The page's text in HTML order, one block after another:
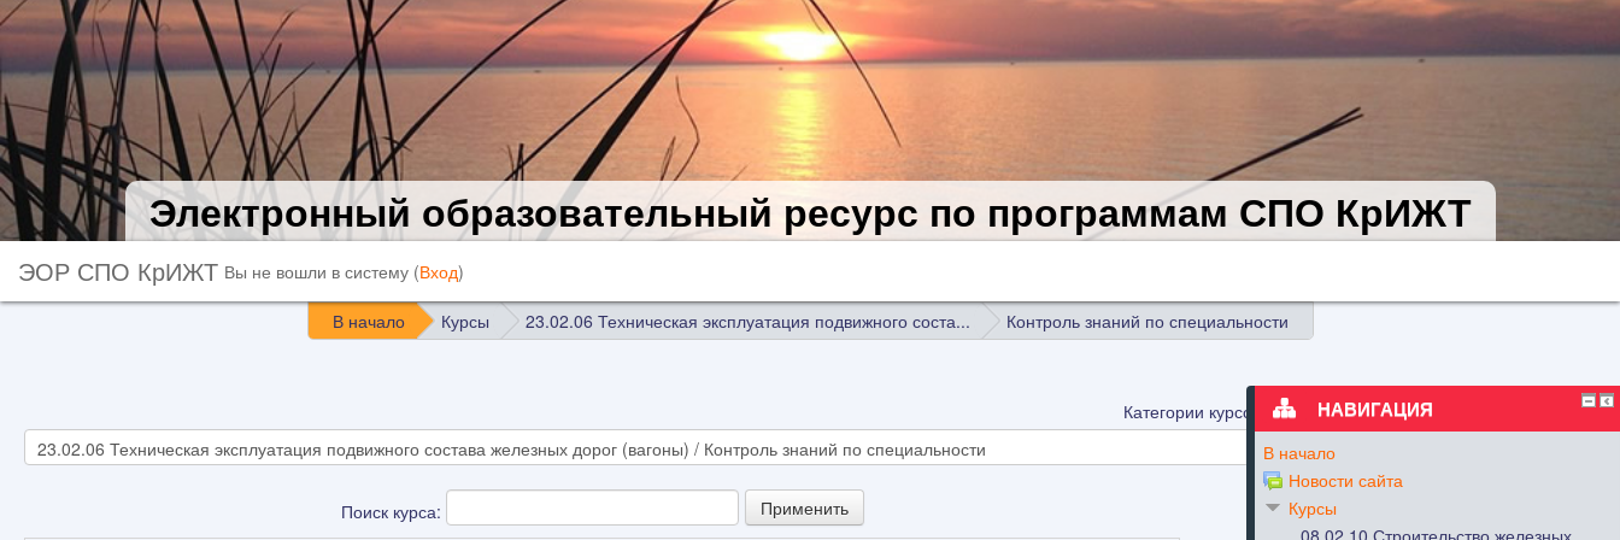
Электронный образовательный ресурс по программам СПО КрИЖТ
ЭОР СПО КрИЖТ Вы не вошли в систему (Вход)
В начало Курсы 23.02.06 Техническая эксплуатация подвижного соста... Контроль знаний по специальности
Категории курсов:
Поиск курса:
НАВИГАЦИЯ
В начало
Новости сайта
Курсы
08.02.10 Строительство железных